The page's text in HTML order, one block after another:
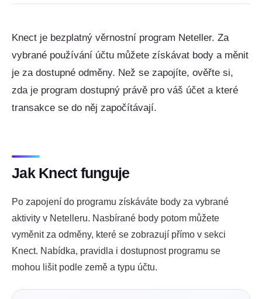
Knect je bezplatný věrnostní program Neteller. Za
vybrané používání účtu můžete získávat body a měnit
je za dostupné odměny. Než se zapojíte, ověřte si,
zda je program dostupný právě pro váš účet a které
transakce se do něj započítávají.
Jak Knect funguje
Po zapojení do programu získáváte body za vybrané
aktivity v Netelleru. Nasbírané body potom můžete
vyměnit za odměny, které se zobrazují přímo v sekci
Knect. Nabídka, pravidla i dostupnost programu se
mohou lišit podle země a typu účtu.